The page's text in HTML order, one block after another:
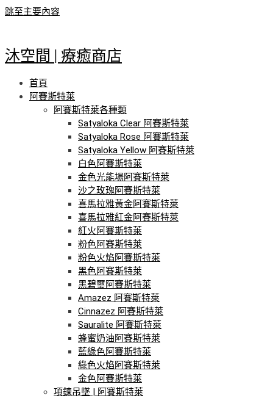
跳至主要內容
沐空間 | 療癒商店
首頁
阿賽斯特萊
阿賽斯特萊各種類
Satyaloka Clear 阿賽斯特萊
Satyaloka Rose 阿賽斯特萊
Satyaloka Yellow 阿賽斯特萊
白色阿賽斯特萊
金色光能場阿賽斯特萊
沙之玫瑰阿賽斯特萊
喜馬拉雅黃金阿賽斯特萊
喜馬拉雅紅金阿賽斯特萊
紅火阿賽斯特萊
粉色阿賽斯特萊
粉色火焰阿賽斯特萊
黑色阿賽斯特萊
黑碧璽阿賽斯特萊
Amazez 阿賽斯特萊
Cinnazez 阿賽斯特萊
Sauralite 阿賽斯特萊
蜂蜜奶油阿賽斯特萊
藍綠色阿賽斯特萊
綠色火焰阿賽斯特萊
金色阿賽斯特萊
項鍊吊墜 | 阿賽斯特萊